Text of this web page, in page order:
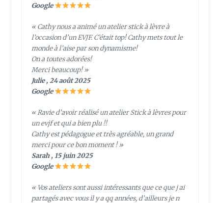
Google
« Cathy nous a animé un atelier stick à lèvre à
l’occasion d’un EVJF. C’était top! Cathy mets tout le
monde à l’aise par son dynamisme!
On a toutes adorées!
Merci beaucoup! »
Julie , 24 août 2025
Google
« Ravie d’avoir réalisé un atelier Stick à lèvres pour
un evjf et qui a bien plu !!
Cathy est pédagogue et très agréable, un grand
merci pour ce bon moment ! »
Sarah , 15 juin 2025
Google
« Vos ateliers sont aussi intéressants que ce que j ai
partagés avec vous il y a qq années, d’ailleurs je n